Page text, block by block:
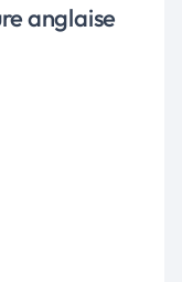
anglaise